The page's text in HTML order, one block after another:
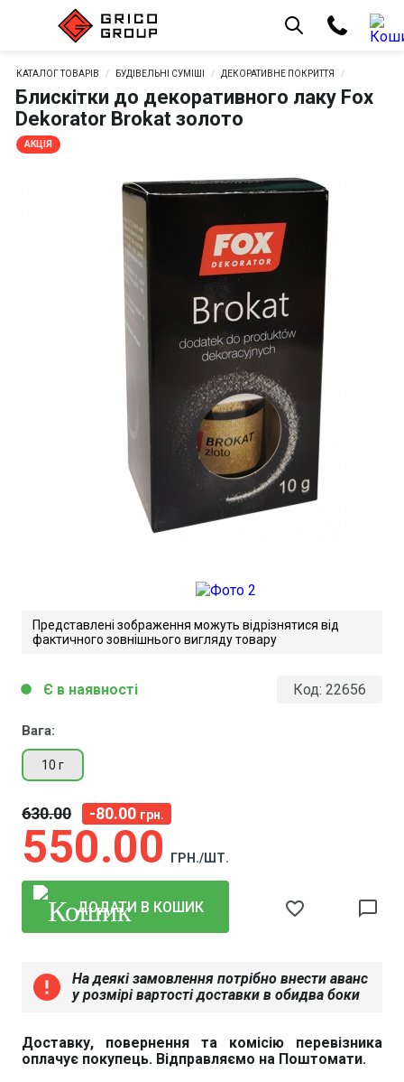
КАТАЛОГ ТОВАРІВ БУДІВЕЛЬНІ СУМІШІ ДЕКОРАТИВНЕ ПОКРИТТЯ
Блискітки до декоративного лаку Fox
Dekorator Brokat золото
Представлені зображення можуть відрізнятися від
фактичного зовнішнього вигляду товару
АКЦІЯ
Код: 22656
Вага:
10 г
630 00 -80.00 грн.
550 00 ГРН./ШТ.
circle Є в наявності
ДОДАТИ В КОШИК favorite_border chat_bubble_outline
error
На деякі замовлення потрібно внести аванс
у розмірі вартості доставки в обидва боки
Доставку, повернення та комісію перевізника
оплачує покупець. Відправляємо на Поштомати.